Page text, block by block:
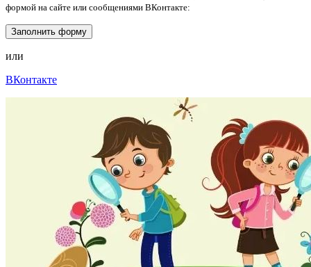
формой на сайте или сообщениями ВКонтакте:
Заполнить форму
или
ВКонтакте